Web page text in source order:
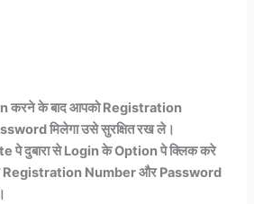
करने के बाद आपको Registration
मिलेगा उसे सुरक्षित रख ले।
पे दुबारा से Login के Option पे क्लिक करे
Registration Number और Password